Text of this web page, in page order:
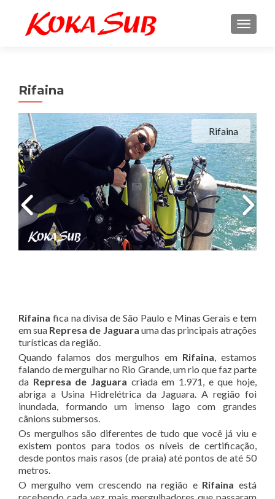
Rifaina
Rifaina
Rifaina fica na divisa de São Paulo e Minas Gerais e tem
em sua Represa de Jaguara uma das principais atrações
turísticas da região.
Quando falamos dos mergulhos em Rifaina, estamos
falando de mergulhar no Rio Grande, um rio que faz parte
da Represa de Jaguara criada em 1.971, e que hoje,
abriga a Usina Hidrelétrica da Jaguara. A região foi
inundada, formando um imenso lago com grandes
cânions submersos.
Os mergulhos são diferentes de tudo que você já viu e
existem pontos para todos os níveis de certificação,
desde pontos mais rasos (de praia) até pontos de até 50
metros.
O mergulho vem crescendo na região e Rifaina está